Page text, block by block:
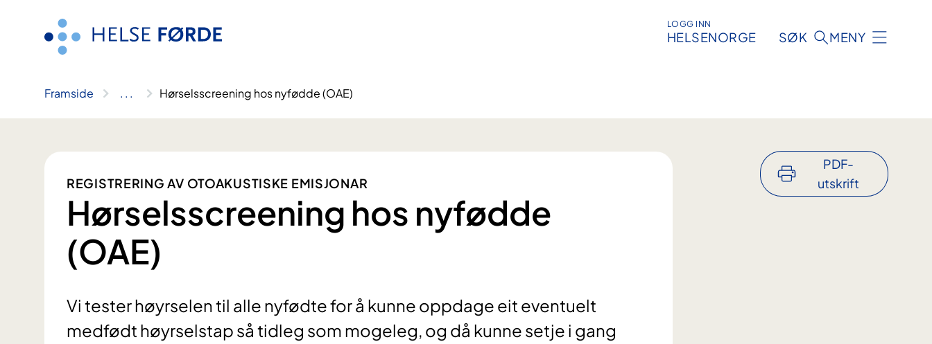
LOGG INN
HELSENORGE SØK MENY
Framside .. . Hørselsscreening hos nyfødde (OAE)
REGISTRERING AV OTOAKUSTISKE EMISJONAR
Hørselsscreening hos nyfødde
(OAE)
Vi tester høyrselen til alle nyfødte for å kunne oppdage eit eventuelt
medfødt høyrselstap så tidleg som mogeleg, og då kunne setje i gang
PDF-
utskrift